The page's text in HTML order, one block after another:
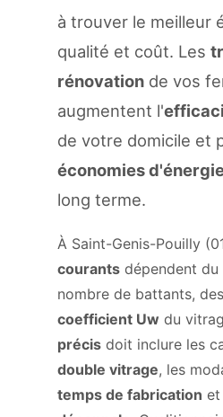
à trouver le meilleur
qualité et coût. Les
rénovation de vos
augmentent l'
de votre domicile et
économies
long terme.
À Saint-Genis-Pouilly
courants dépendent du
nombre de battants,
coefficient Uw du
précis doit inclure les
double vitrage, les
temps de fabrication et